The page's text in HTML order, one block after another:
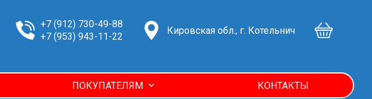
ПОКУПАТЕЛЯМ КОНТАКТЫ
+7 (912) 730-49-88
+7 (953) 943-11-22
Кировская обл., г. Котельнич